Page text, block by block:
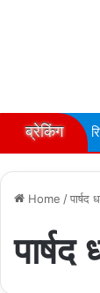
ब्रेकिंग
में खाद्य
Home /पार्षद